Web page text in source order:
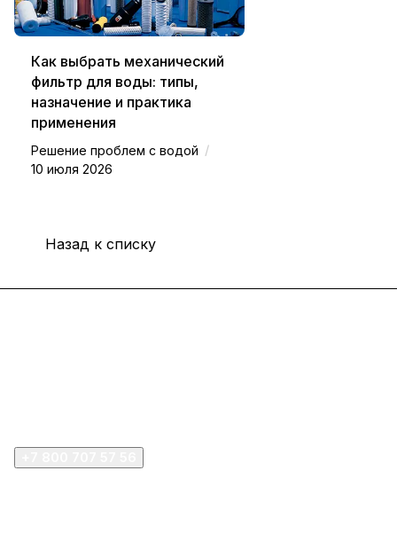
Как выбрать механический
фильтр для воды: типы,
назначение и практика
применения
Решение проблем с водой /
10 июля 2026
Назад к списку